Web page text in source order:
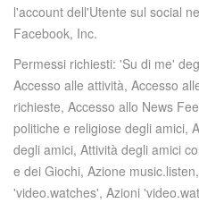
l'account dell'Utente sul social
Facebook, Inc.
Permessi richiesti: 'Su di me'
Accesso alle attività, Accesso
richieste, Accesso allo News
politiche e religiose degli amici,
degli amici, Attività degli amici
e dei Giochi, Azione
'video.watches', Azioni